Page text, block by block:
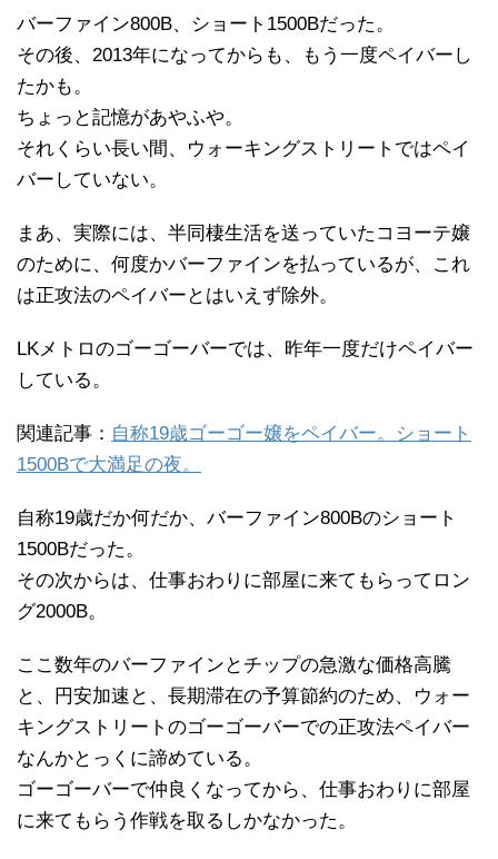
バーファイン800B、ショート1500Bだった。
その後、2013年になってからも、もう一度ペイバーし
たかも。
ちょっと記憶があやふや。
それくらい長い間、ウォーキングストリートではペイ
バーしていない。
まあ、実際には、半同棲生活を送っていたコヨーテ嬢
のために、何度かバーファインを払っているが、これ
は正攻法のペイバーとはいえず除外。
LKメトロのゴーゴーバーでは、昨年一度だけペイバー
している。
関連記事： 自称19歳ゴーゴー嬢をペイバー。ショート
1500Bで大満足の夜。
自称19歳だか何だか、バーファイン800Bのショート
1500Bだった。
その次からは、仕事おわりに部屋に来てもらってロン
グ2000B。
ここ数年のバーファインとチップの急激な価格高騰
と、円安加速と、長期滞在の予算節約のため、ウォー
キングストリートのゴーゴーバーでの正攻法ペイバー
なんかとっくに諦めている。
ゴーゴーバーで仲良くなってから、仕事おわりに部屋
に来てもらう作戦を取るしかなかった。